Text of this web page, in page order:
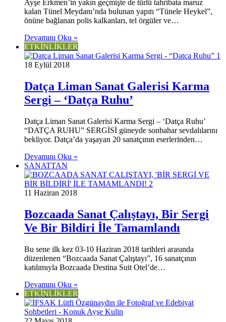
Ayşe Erkmen’in yakın geçmişte de türlü tahribata maruz
kalan Tünel Meydanı’nda bulunan yapıtı “Tünele Heykel”,
önüne bağlanan polis kalkanları, tel örgüler ve…
Devamını Oku »
ETKİNLİKLER
18 Eylül 2018
Datça Liman Sanat Galerisi Karma
Sergi – ‘Datça Ruhu’
Datça Liman Sanat Galerisi Karma Sergi – ‘Datça Ruhu’
“DATÇA RUHU” SERGİSİ güneyde sonbahar sevdalılarını
bekliyor. Datça’da yaşayan 20 sanatçının eserlerinden…
Devamını Oku »
SANATTAN
11 Haziran 2018
Bozcaada Sanat Çalıştayı, Bir Sergi
Ve Bir Bildiri İle Tamamlandı
Bu sene ilk kez 03-10 Haziran 2018 tarihleri arasında
düzenlenen “Bozcaada Sanat Çalıştayı”, 16 sanatçının
katılımıyla Bozcaada Destina Suit Otel’de…
Devamını Oku »
ETKİNLİKLER